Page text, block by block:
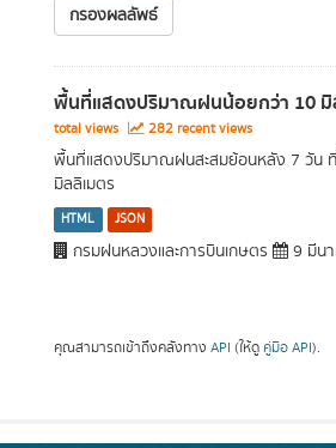
กรองผลลัพธ์
พื้นที่แสดงปริมาณฝนน้อยกว่า 10 มิ
total views
282 recent views
พื้นที่แสดงปริมาณฝนสะสมย้อนหลัง 7 วัน
มิลลิเมตร
HTML JSON
กรมฝนหลวงและการบินเกษตร 9 มีน
คุณสามารถเข้าถึงคลังทาง API (ให้ดู คู่มือ API).